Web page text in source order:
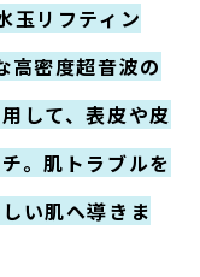
玉リフティン
高密度超音波の
して、表皮や皮
。肌トラブルを
い肌へ導きま